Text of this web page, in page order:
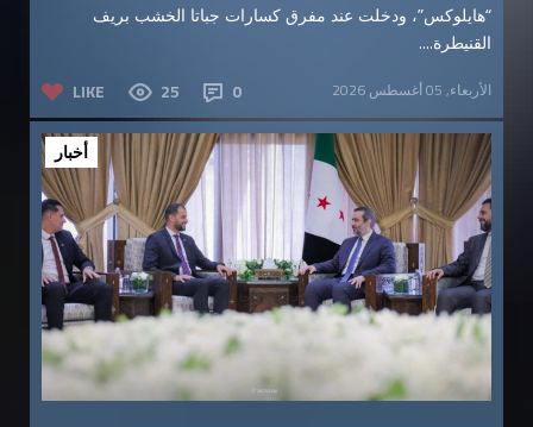
“هايلوكس”، ودخلت عند مفرق كسارات جباتا الخشب بريف
القنيطرة....
LIKE 25 0 الأربعاء, 05 أغسطس 2026
أخبار